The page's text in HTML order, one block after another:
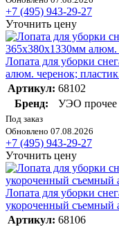
+7 (495) 943-29-27
Уточнить цену
Лопата для уборки
алюм. черенок;
Артикул: 68102
Бренд:
УЭО прочее
Под заказ
Обновлено 07.08.2026
+7 (495) 943-29-27
Уточнить цену
Лопата для уборки
укороченный съемный
Артикул: 68106